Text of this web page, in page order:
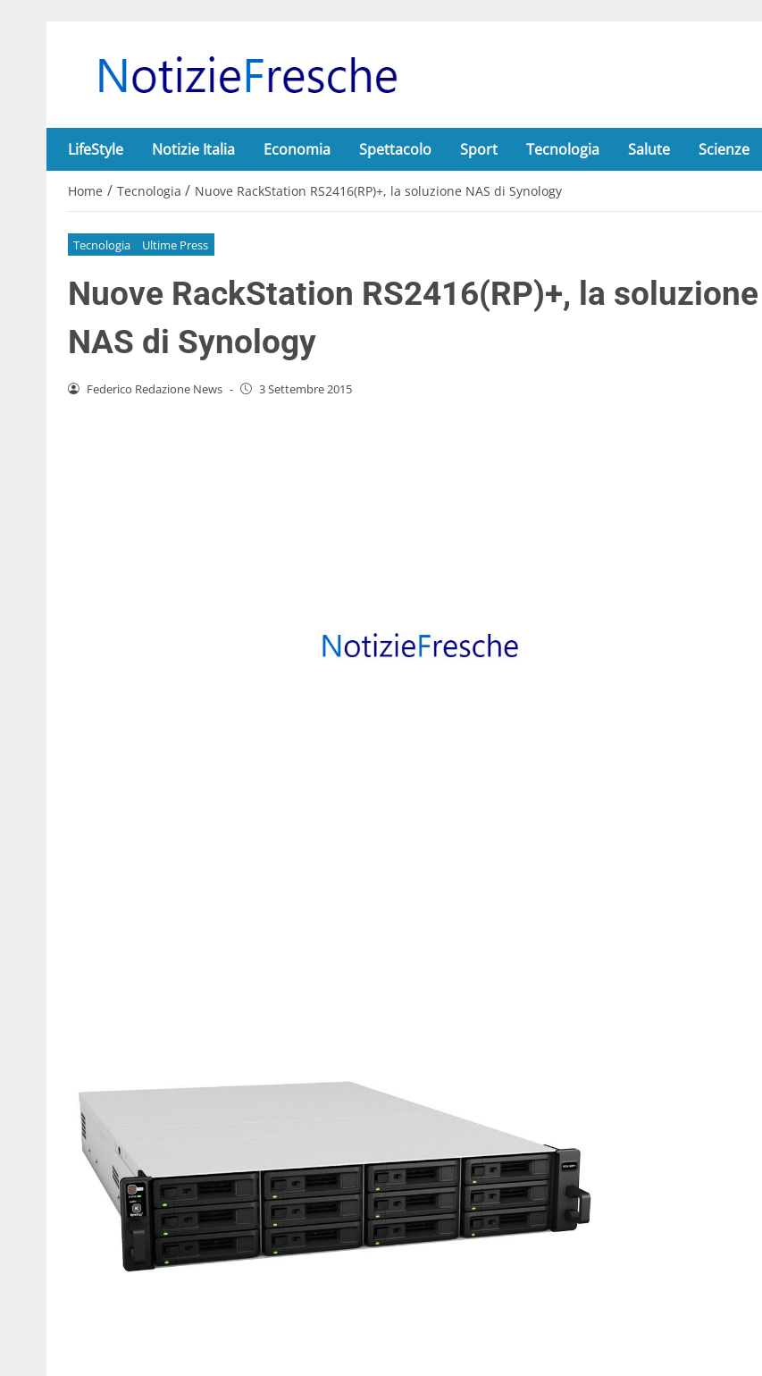
LifeStyle Notizie Italia Economia Spettacolo Sport Tecnologia Salute Scienze
Home / Tecnologia / Nuove RackStation RS2416(RP)+, la soluzione NAS di Synology
Tecnologia Ultime Press
Nuove RackStation RS2416(RP)+, la soluzione
NAS di Synology
Federico Redazione News - 3 Settembre 2015